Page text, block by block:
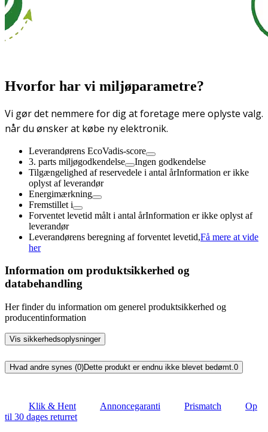
Hvorfor har vi miljøparametre?
Vi gør det nemmere for dig at foretage mere oplyste valg.
når du ønsker at købe ny elektronik.
Leverandørens EcoVadis-score
3. parts miljøgodkendelse
Ingen godkendelse
Tilgængelighed af reservedele i antal årInformation er ikke
oplyst af leverandør
Energimærkning
Fremstillet i
Forventet levetid målt i antal årInformation er ikke oplyst af
leverandør
Leverandørens beregning af forventet levetid,Få mere at vide
her
Information om produktsikkerhed og
databehandling
Her finder du information om generel produktsikkerhed og
producentinformation
Vis sikkerhedsoplysninger
Hvad andre synes (0)Dette produkt er endnu ikke blevet bedømt.0
Klik & Hent Annoncegaranti Prismatch
Op
til 30 dages returret